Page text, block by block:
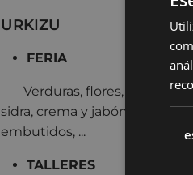
URKIZU
FERIA
Verduras, flores,
sidra, crema y jabón, vino,
embutidos, ...
TALLERES